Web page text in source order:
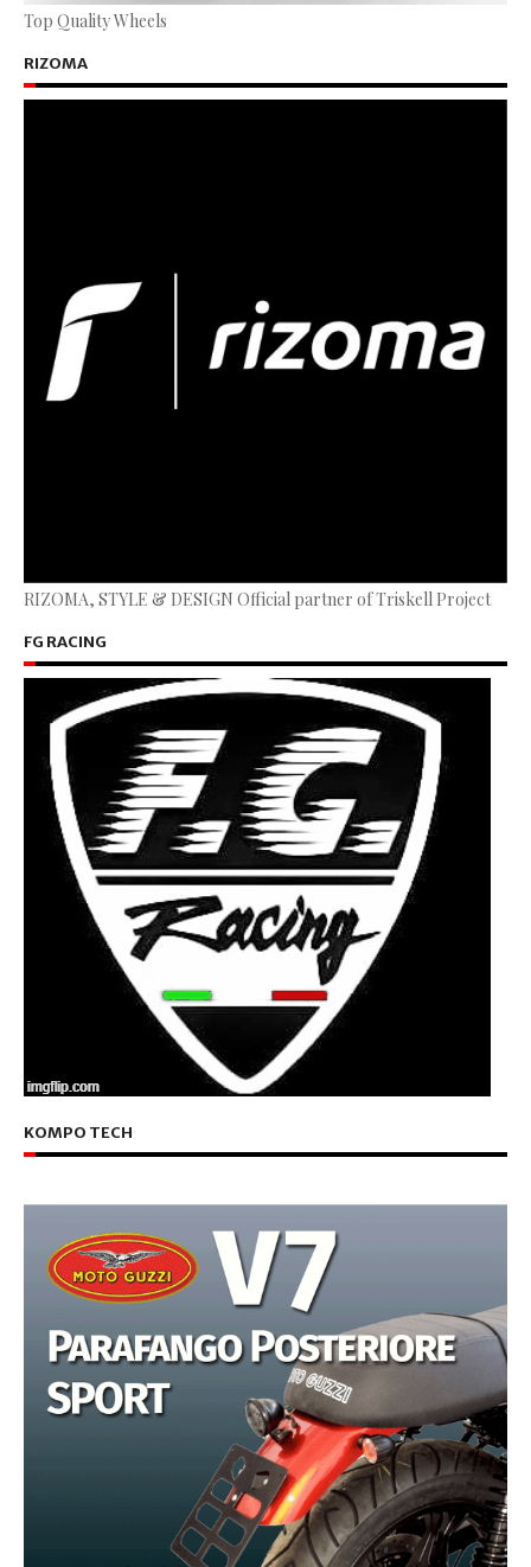
Top Quality Wheels
RIZOMA
RIZOMA, STYLE & DESIGN Official partner of Triskell Project
FG RACING
KOMPO TECH